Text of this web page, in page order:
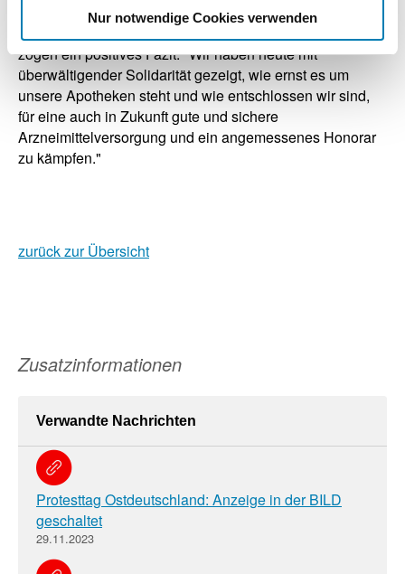
Nur notwendige Cookies verwenden
LAV-Chefin Tatjana Zambo und der BAV-Vorsitzende Dr.
Hans-Peter Hubmann beendeten die Veranstaltung und
zogen ein positives Fazit: "Wir haben heute mit
überwältigender Solidarität gezeigt, wie ernst es um
unsere Apotheken steht und wie entschlossen wir sind,
für eine auch in Zukunft gute und sichere
Arzneimittelversorgung und ein angemessenes Honorar
zu kämpfen."
zurück zur Übersicht
Zusatzinformationen
Verwandte Nachrichten
Protesttag Ostdeutschland: Anzeige in der BILD
geschaltet
29.11.2023